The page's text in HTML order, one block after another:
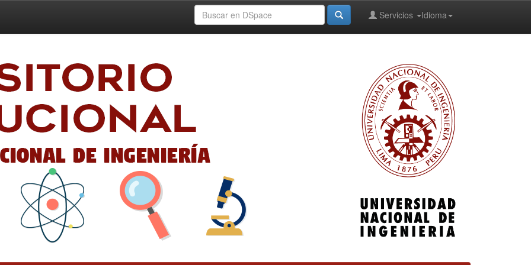
Idioma
Servicios